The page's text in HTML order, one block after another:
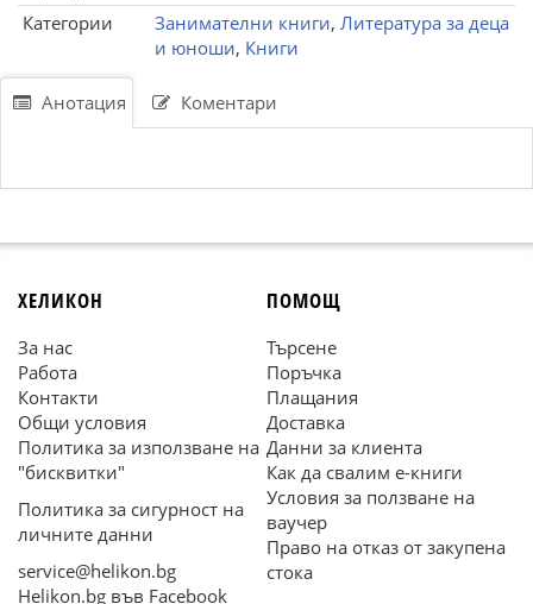
Категории
Занимателни книги, Литература за деца
и юноши, Книги
Анотация Коментари
ХЕЛИКОН
За нас
Работа
Контакти
Общи условия
Политика за използване на
"бисквитки"
Политика за сигурност на
личните данни
service@helikon.bg
Helikon.bg във Facebook
ПОМОЩ
Търсене
Поръчка
Плащания
Доставка
Данни за клиента
Как да свалим е-книги
Условия за ползване на
ваучер
Право на отказ от закупена
стока